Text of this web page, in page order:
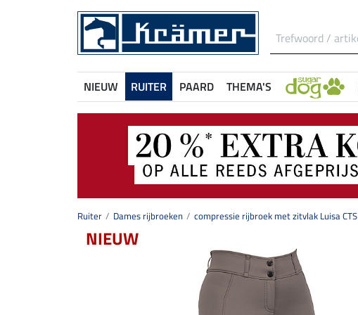
NIEUW RUITER PAARD THEMA'S
Ruiter Dames rijbroeken compressie rijbroek met zitvlak Luisa CTS
NIEUW